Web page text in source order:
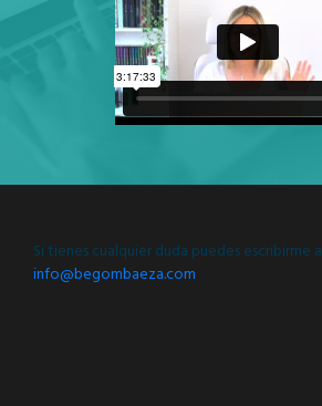
Si tienes cualquier duda puedes escribirme a
info@begombaeza.com